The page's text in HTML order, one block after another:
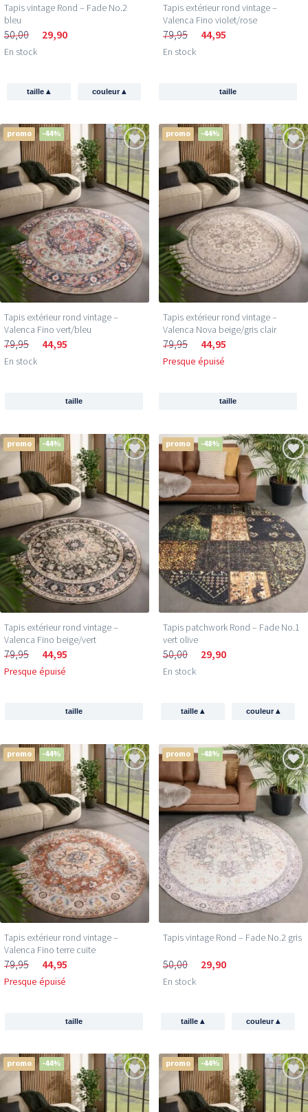
Tapis vintage Rond – Fade No.2
bleu
50,00 29,90
En stock
taille▴ couleur▴
Tapis extérieur rond vintage –
Valenca Fino violet/rose
79,95 44,95
En stock
taille
promo -44%
Tapis extérieur rond vintage –
Valenca Fino vert/bleu
79,95 44,95
En stock
taille
promo -44%
Tapis extérieur rond vintage –
Valenca Nova beige/gris clair
79,95 44,95
Presque épuisé
taille
promo -44%
Tapis extérieur rond vintage –
Valenca Fino beige/vert
79,95 44,95
Presque épuisé
taille
promo -48%
Tapis patchwork Rond – Fade No.1
vert olive
50,00 29,90
En stock
taille▴ couleur▴
promo -44%
Tapis extérieur rond vintage –
Valenca Fino terre cuite
79,95 44,95
Presque épuisé
taille
promo -48%
Tapis vintage Rond – Fade No.2 gris
50,00 29,90
En stock
taille▴ couleur▴
promo -44% promo -44%